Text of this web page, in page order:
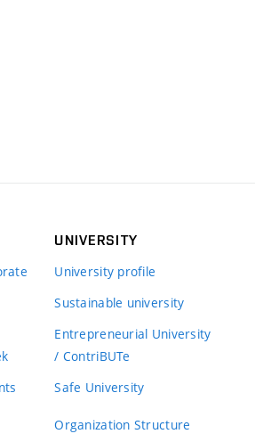
UNIVERSITY
University profile
Sustainable university
Entrepreneurial University
/ ContriBUTe
Safe University
Organization Structure